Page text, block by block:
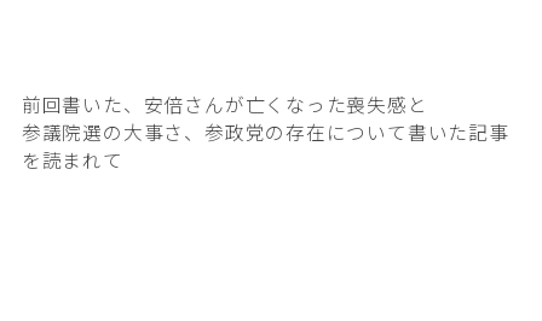
前回書いた、安倍さんが亡くなった喪失感と
参議院選の大事さ、参政党の存在について書いた記事
を読まれて